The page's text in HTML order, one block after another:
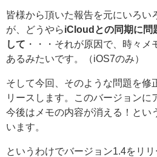
皆様から頂いた報告を元にいろい
が、どうやらiCloudとの同期に問
して ・・・それが原因で、時々
あるみたいです。（iOS7のみ）
そして今回、そのような問題を修
リースします。このバージョンに
今後はメモの内容が消える！とい
います。
というわけでバージョン1.4をリ